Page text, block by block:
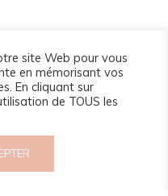
dans le lait, en
pèlent
cellules
site Web pour vous
en mémorisant vos
En cliquant sur
de TOUS les